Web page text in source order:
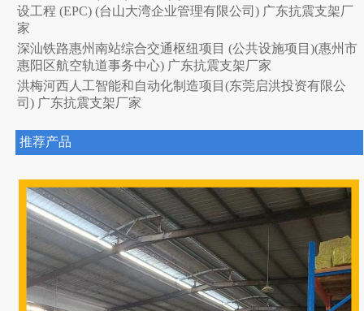
设工程 (EPC) (台山大湾企业管理有限公司) 广东抗震支架厂
家
深汕铁路惠州南站综合交通枢纽项目 (公共设施项目)(惠州市
惠阳区航空轨道事务中心) 广东抗震支架厂家
洪梅河西人工智能和自动化制造项目(东莞启洪投资有限公
司) 广东抗震支架厂家
推荐产品